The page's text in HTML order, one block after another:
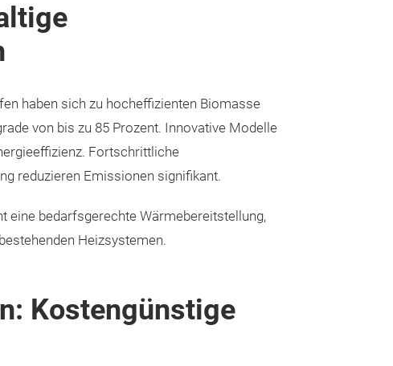
haben sich zu hocheffizienten Biomasse
von bis zu 85 Prozent. Innovative Modelle
Fortschrittliche
reduzieren Emissionen signifikant.
eine bedarfsgerechte Wärmebereitstellung,
Heizsystemen.
Kostengünstige